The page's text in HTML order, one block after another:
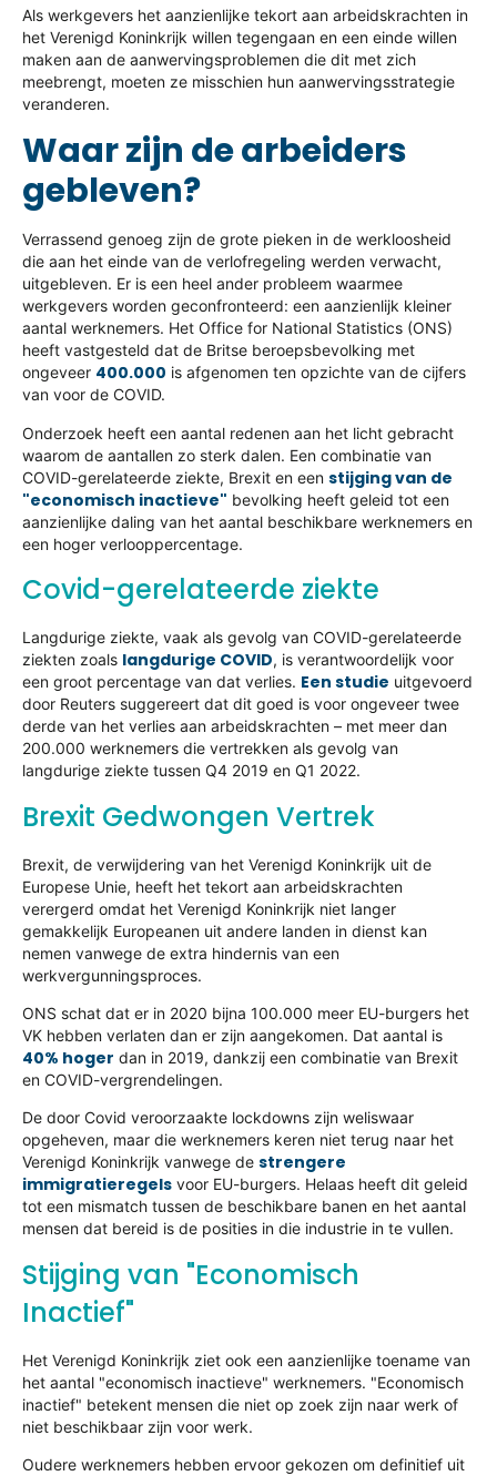
Als werkgevers het aanzienlijke tekort aan arbeidskrachten in
het Verenigd Koninkrijk willen tegengaan en een einde willen
maken aan de aanwervingsproblemen die dit met zich
meebrengt, moeten ze misschien hun aanwervingsstrategie
veranderen.
Waar zijn de arbeiders
gebleven?
Verrassend genoeg zijn de grote pieken in de werkloosheid
die aan het einde van de verlofregeling werden verwacht,
uitgebleven. Er is een heel ander probleem waarmee
werkgevers worden geconfronteerd: een aanzienlijk kleiner
aantal werknemers. Het Office for National Statistics (ONS)
heeft vastgesteld dat de Britse beroepsbevolking met
ongeveer 400.000 is afgenomen ten opzichte van de cijfers
van voor de COVID.
Onderzoek heeft een aantal redenen aan het licht gebracht
waarom de aantallen zo sterk dalen. Een combinatie van
COVID-gerelateerde ziekte, Brexit en een stijging van de
"economisch inactieve" bevolking heeft geleid tot een
aanzienlijke daling van het aantal beschikbare werknemers en
een hoger verlooppercentage.
Covid-gerelateerde ziekte
Langdurige ziekte, vaak als gevolg van COVID-gerelateerde
ziekten zoals langdurige COVID, is verantwoordelijk voor
een groot percentage van dat verlies. Een studie uitgevoerd
door Reuters suggereert dat dit goed is voor ongeveer twee
derde van het verlies aan arbeidskrachten – met meer dan
200.000 werknemers die vertrekken als gevolg van
langdurige ziekte tussen Q4 2019 en Q1 2022.
Brexit Gedwongen Vertrek
Brexit, de verwijdering van het Verenigd Koninkrijk uit de
Europese Unie, heeft het tekort aan arbeidskrachten
verergerd omdat het Verenigd Koninkrijk niet langer
gemakkelijk Europeanen uit andere landen in dienst kan
nemen vanwege de extra hindernis van een
werkvergunningsproces.
ONS schat dat er in 2020 bijna 100.000 meer EU-burgers het
VK hebben verlaten dan er zijn aangekomen. Dat aantal is
40% hoger dan in 2019, dankzij een combinatie van Brexit
en COVID-vergrendelingen.
De door Covid veroorzaakte lockdowns zijn weliswaar
opgeheven, maar die werknemers keren niet terug naar het
Verenigd Koninkrijk vanwege de strengere
immigratieregels voor EU-burgers. Helaas heeft dit geleid
tot een mismatch tussen de beschikbare banen en het aantal
mensen dat bereid is de posities in die industrie in te vullen.
Stijging van "Economisch
Inactief"
Het Verenigd Koninkrijk ziet ook een aanzienlijke toename van
het aantal "economisch inactieve" werknemers. "Economisch
inactief" betekent mensen die niet op zoek zijn naar werk of
niet beschikbaar zijn voor werk.
Oudere werknemers hebben ervoor gekozen om definitief uit